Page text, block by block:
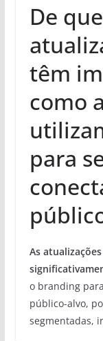
De
têm
como
para
As
o branding
público-alvo,
segmentadas,